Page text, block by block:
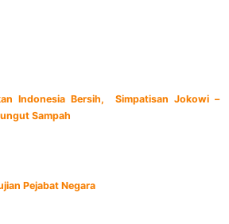
Indonesia Bersih, Simpatisan Jokowi –
Sampah
Pejabat Negara